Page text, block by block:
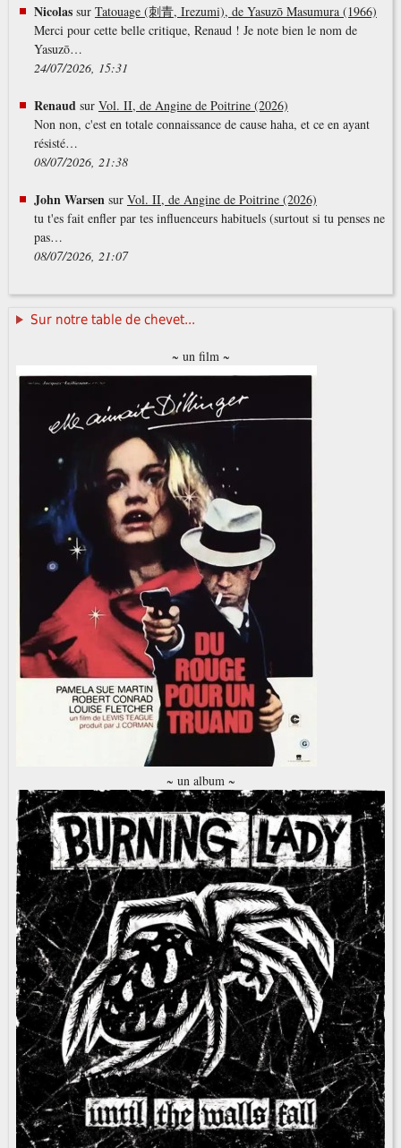
Nicolassur Tatouage (刺青, Irezumi), de Yasuzō Masumura (1966)
Merci pour cette belle critique, Renaud ! Je note bien le nom de
Yasuzō…
24/07/2026, 15:31
Renaudsur Vol. II, de Angine de Poitrine (2026)
Non non, c'est en totale connaissance de cause haha, et ce en ayant
résisté…
08/07/2026, 21:38
John Warsensur Vol. II, de Angine de Poitrine (2026)
tu t'es fait enfler par tes influenceurs habituels (surtout si tu penses ne
pas…
08/07/2026, 21:07
Sur notre table de chevet...
~ un film ~
~ un album ~